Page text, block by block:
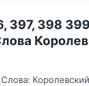
397, 398